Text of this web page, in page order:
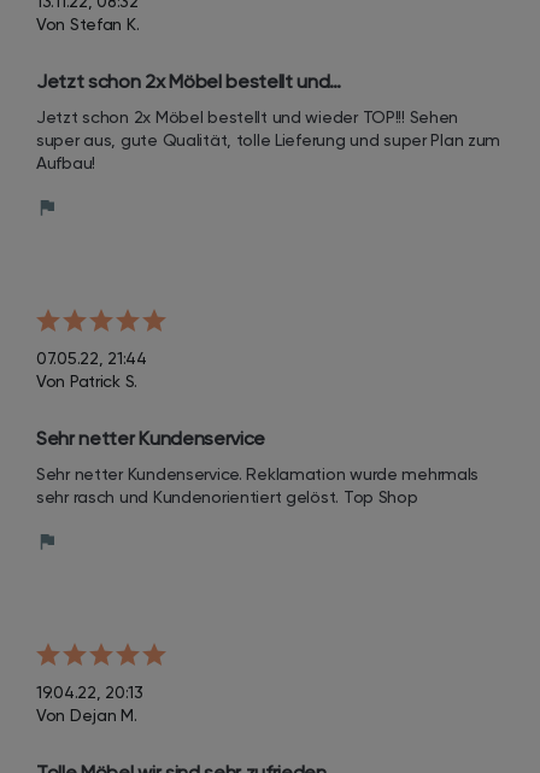
Von Stefan K.
Jetzt schon 2x Möbel bestellt und…
Jetzt schon 2x Möbel bestellt und wieder TOP!!! Sehen
super aus, gute Qualität, tolle Lieferung und super Plan zum
Aufbau!
07.05.22, 21:44
Von Patrick S.
Sehr netter Kundenservice
Sehr netter Kundenservice. Reklamation wurde mehrmals
sehr rasch und Kundenorientiert gelöst. Top Shop
19.04.22, 20:13
Von Dejan M.